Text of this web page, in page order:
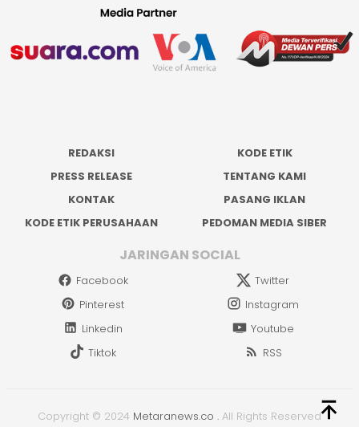
REDAKSI
KODE ETIK
PRESS RELEASE
TENTANG KAMI
KONTAK
PASANG IKLAN
KODE ETIK PERUSAHAAN
PEDOMAN MEDIA SIBER
JARINGAN SOCIAL
Facebook
Twitter
Pinterest
Instagram
Linkedin
Youtube
Tiktok
RSS
Copyright © 2024 Metaranews.co . All Rights Reserved